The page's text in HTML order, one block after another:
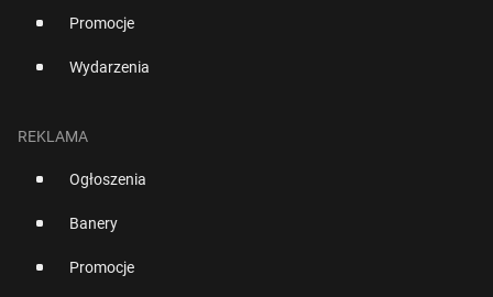
Promocje
Wydarzenia
REKLAMA
Ogłoszenia
Banery
Promocje